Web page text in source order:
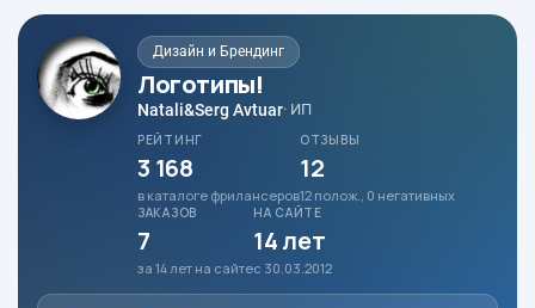
Дизайн и Брендинг
Логотипы!
Natali&Serg Avtuar· ИП
РЕЙТИНГ
3 168
в каталоге фрилансеров
ОТЗЫВЫ
12
12 полож., 0 негативных
ЗАКАЗОВ
7
за 14 лет на сайте
НА САЙТЕ
14 лет
с 30.03.2012